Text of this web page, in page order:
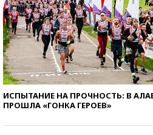
ИСПЫТАНИЕ НА ПРОЧНОСТЬ: В
ПРОШЛА «ГОНКА ГЕРОЕВ»